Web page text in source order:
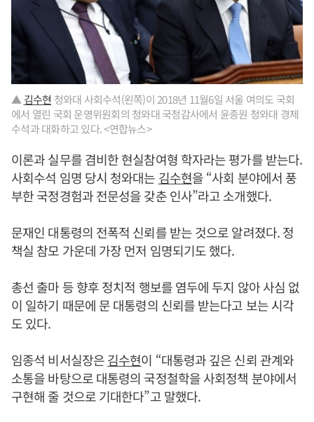
▲ 김수현 청와대 사회수석(왼쪽)이 2018년 11월6일 서울 여의도 국회
에서 열린 국회 운영위원회의 청와대 국정감사에서 윤종원 청와대 경제
수석과 대화하고 있다. <연합뉴스>
이론과 실무를 겸비한 현실참여형 학자라는 평가를 받는다.
사회수석 임명 당시 청와대는 김수현을 “사회 분야에서 풍
부한 국정경험과 전문성을 갖춘 인사”라고 소개했다.
문재인 대통령의 전폭적 신뢰를 받는 것으로 알려졌다. 정
책실 참모 가운데 가장 먼저 임명되기도 했다.
총선 출마 등 향후 정치적 행보를 염두에 두지 않아 사심 없
이 일하기 때문에 문 대통령의 신뢰를 받는다고 보는 시각
도 있다.
임종석 비서실장은김수현이 “대통령과 깊은 신뢰 관계와
소통을 바탕으로 대통령의 국정철학을 사회정책 분야에서
구현해 줄 것으로 기대한다”고 말했다.